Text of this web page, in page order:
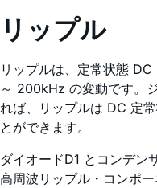
リップル
リップルは、定常状態
～ 200kHz の変動です。
れば、リップルは DC 定
とができます。
ダイオードD1 とコンデン
高周波リップル・コンポ